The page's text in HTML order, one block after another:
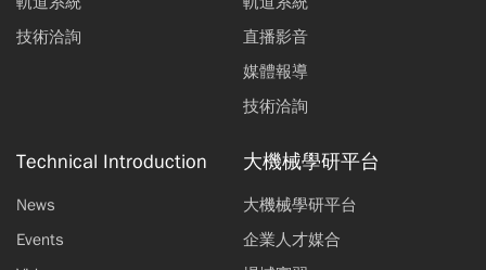
技術洽詢
直播影音
媒體報導
技術洽詢
Technical Introduction
News
Events
大機械學研平台
大機械學研平台
企業人才媒合